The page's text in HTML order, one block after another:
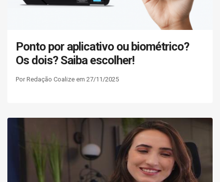
Ponto por aplicativo ou biométrico?
Os dois? Saiba escolher!
Por Redação Coalize em 27/11/2025